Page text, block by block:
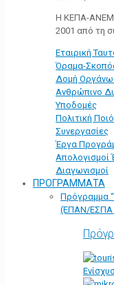
Η ΚΕΠΑ-ΑΝΕΜ
2001 από τη
Εταιρική
Όραμα-
Δομή
Ανθρώπινο
Υποδομές
Πολιτική
Συνεργασίες
Έργα
Απολογισμοί
Διαγωνισμοί
ΠΡΟΓΡΑΜΜΑΤΑ
Πρόγραμμα
(ΕΠΑΝ/ΕΣΠΑ